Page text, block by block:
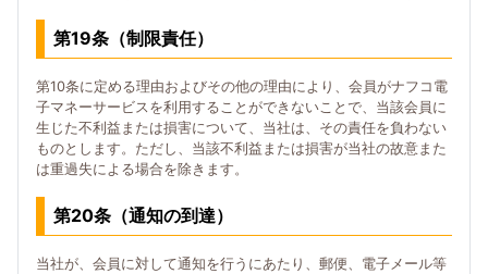
第19条（制限責任）
第10条に定める理由およびその他の理由により、会員がナフコ電
子マネーサービスを利用することができないことで、当該会員に
生じた不利益または損害について、当社は、その責任を負わない
ものとします。ただし、当該不利益または損害が当社の故意また
は重過失による場合を除きます。
第20条（通知の到達）
当社が、会員に対して通知を行うにあたり、郵便、電子メール等